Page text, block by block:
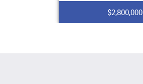
$2,800,000